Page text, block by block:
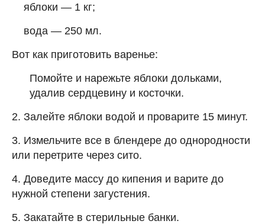
яблоки — 1 кг;
вода — 250 мл.
Вот как приготовить варенье:
Помойте и нарежьте яблоки дольками,
удалив сердцевину и косточки.
2. Залейте яблоки водой и проварите 15 минут.
3. Измельчите все в блендере до однородности
или перетрите через сито.
4. Доведите массу до кипения и варите до
нужной степени загустения.
5. Закатайте в стерильные банки.